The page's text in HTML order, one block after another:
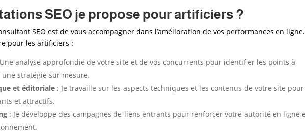
SEO je propose pour artificiers ?
SEO est de vous accompagner dans l’amélioration de vos performances en ligne.
pour les artificiers :
analyse approfondie de votre site et de vos concurrents pour identifier les points à
stratégie sur mesure.
et éditoriale : Je travaille sur les aspects techniques et les contenus de votre site pour
et attractifs.
: Je développe des campagnes de liens entrants pour renforcer votre autorité en ligne